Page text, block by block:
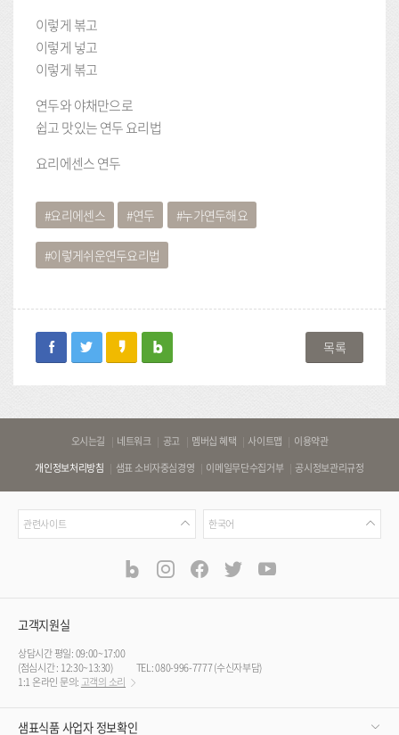
이렇게 볶고
이렇게 넣고
이렇게 볶고
연두와 야채만으로
쉽고 맛있는 연두 요리법
요리에센스 연두
요리에센스 연두 누가연두해요
이렇게쉬운연두요리법
facebooktwitterkakaostory
blog 목록
오시는길 네트워크 공고 멤버십 혜택 사이트맵
이용약관
개인정보처리방침
샘표 소비자중심경영 이메일무단수집거부 공시정보관리규정
관
련
관련사이트
언
어
한국어
널
blog instagramfacebook
twitter
고객지원실
상담시간 평일: 09:00~17:00
(점심시간 : 12:30~13:30)
TEL: 080-996-7777 (수신자부담)
1:1 온라인 문의: 고객의 소리
샘표식품 사업자 정보확인